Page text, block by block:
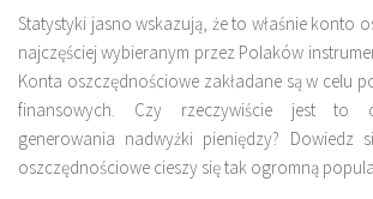
Statystyki jasno wskazują, że to właśnie konto
najczęściej wybieranym przez Polaków
Konta oszczędnościowe zakładane są w celu
finansowych. Czy rzeczywiście jest to
generowania nadwyżki pieniędzy? Dowiedz
oszczędnościowe cieszy się tak ogromną